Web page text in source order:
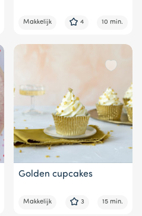
Makkelijk 4 10 min.
Golden cupcakes
Makkelijk 3 15 min.